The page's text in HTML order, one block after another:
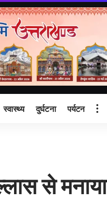
स्वास्थ्य दुर्घटना पर्यटन
से मनाया